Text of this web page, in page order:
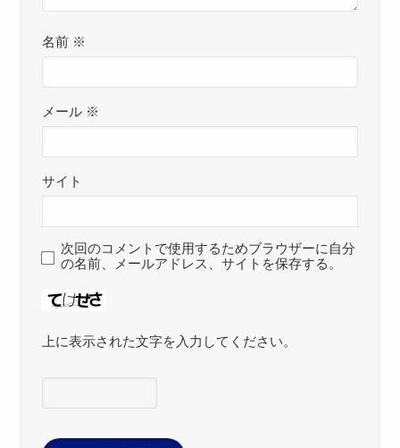
名前 ※
メール ※
サイト
次回のコメントで使用するためブラウザーに自分
の名前、メールアドレス、サイトを保存する。
上に表示された文字を入力してください。